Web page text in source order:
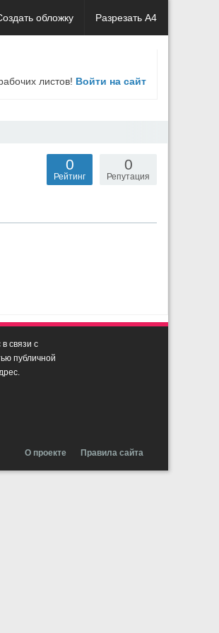
обложку Разрезать А4
листов! Войти на сайт
0
Репутация
0
Рейтинг
связи с
публичной
О проекте Правила сайта